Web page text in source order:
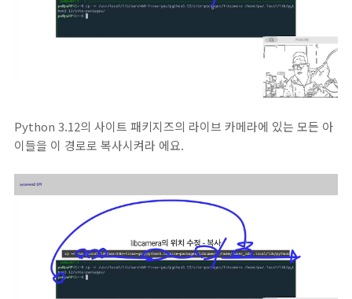
Python 3.12의 사이트 패키지즈의 라이브 카메라에 있는 모든 아
이들을 이 경로로 복사시켜라 에요.